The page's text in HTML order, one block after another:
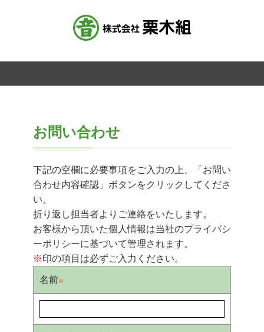
お問い合わせ
下記の空欄に必要事項をご入力の上、「お問い
合わせ内容確認」ボタンをクリックしてくださ
い。
折り返し担当者よりご連絡をいたします。
お客様から頂いた個人情報は当社のプライバシ
ーポリシーに基づいて管理されます。
※印の項目は必ずご入力ください。
名前※